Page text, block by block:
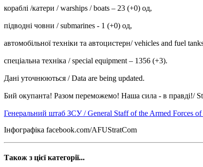
кораблі /катери / warships / boats ‒ 23 (+0) од,
підводні човни / submarines - 1 (+0) од,
автомобільної техніки та автоцистерн/ vehicles and fuel
спеціальна техніка / special equipment ‒ 1356 (+3).
Дані уточнюються / Data are being updated.
Бий окупанта! Разом переможемо! Наша сила - в правді!/
Генеральний штаб ЗСУ / General Staff of the Armed Forces
Інфографіка facebook.com/AFUStratCom
Також з цієї категорії...